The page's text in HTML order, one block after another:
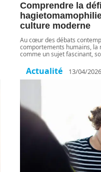
Comprendre la
culture moderne
Au cœur des débats
comportements humains,
comme un sujet fascinant,
Actualité 13/04/2026